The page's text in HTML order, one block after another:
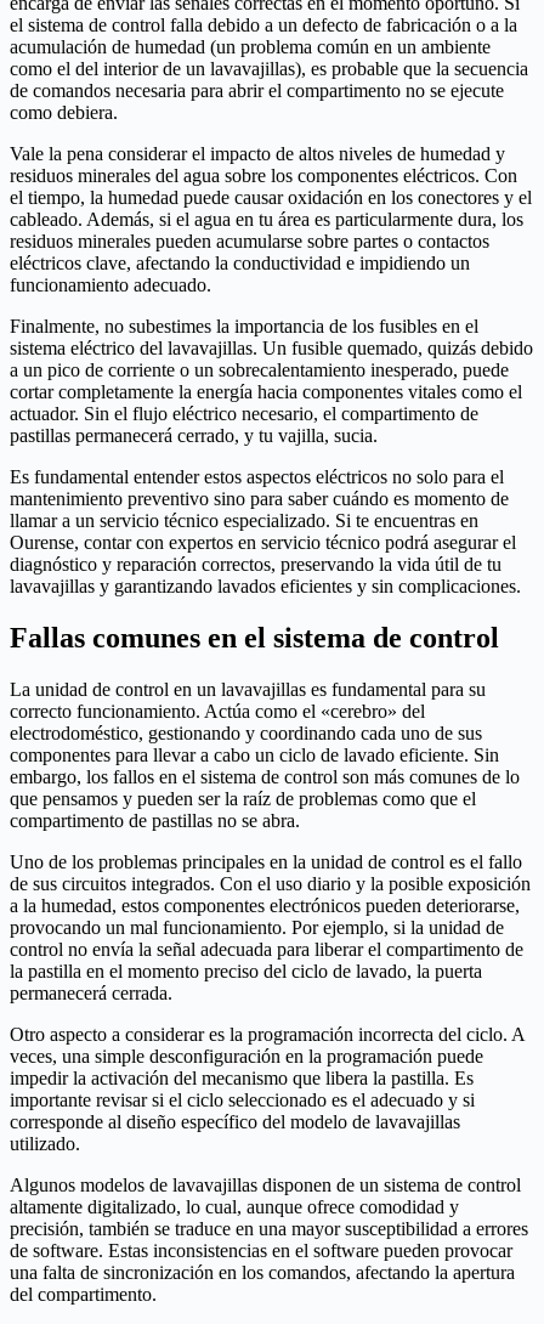
el sistema de control falla debido a un defecto de fabricación o a la
acumulación de humedad (un problema común en un ambiente
como el del interior de un lavavajillas), es probable que la secuencia
de comandos necesaria para abrir el compartimento no se ejecute
como debiera.
Vale la pena considerar el impacto de altos niveles de humedad y
residuos minerales del agua sobre los componentes eléctricos. Con
el tiempo, la humedad puede causar oxidación en los conectores y el
cableado. Además, si el agua en tu área es particularmente dura, los
residuos minerales pueden acumularse sobre partes o contactos
eléctricos clave, afectando la conductividad e impidiendo un
funcionamiento adecuado.
Finalmente, no subestimes la importancia de los fusibles en el
sistema eléctrico del lavavajillas. Un fusible quemado, quizás debido
a un pico de corriente o un sobrecalentamiento inesperado, puede
cortar completamente la energía hacia componentes vitales como el
actuador. Sin el flujo eléctrico necesario, el compartimento de
pastillas permanecerá cerrado, y tu vajilla, sucia.
Es fundamental entender estos aspectos eléctricos no solo para el
mantenimiento preventivo sino para saber cuándo es momento de
llamar a un servicio técnico especializado. Si te encuentras en
Ourense, contar con expertos en servicio técnico podrá asegurar el
diagnóstico y reparación correctos, preservando la vida útil de tu
lavavajillas y garantizando lavados eficientes y sin complicaciones.
Fallas comunes en el sistema de control
La unidad de control en un lavavajillas es fundamental para su
correcto funcionamiento. Actúa como el «cerebro» del
electrodoméstico, gestionando y coordinando cada uno de sus
componentes para llevar a cabo un ciclo de lavado eficiente. Sin
embargo, los fallos en el sistema de control son más comunes de lo
que pensamos y pueden ser la raíz de problemas como que el
compartimento de pastillas no se abra.
Uno de los problemas principales en la unidad de control es el fallo
de sus circuitos integrados. Con el uso diario y la posible exposición
a la humedad, estos componentes electrónicos pueden deteriorarse,
provocando un mal funcionamiento. Por ejemplo, si la unidad de
control no envía la señal adecuada para liberar el compartimento de
la pastilla en el momento preciso del ciclo de lavado, la puerta
permanecerá cerrada.
Otro aspecto a considerar es la programación incorrecta del ciclo. A
veces, una simple desconfiguración en la programación puede
impedir la activación del mecanismo que libera la pastilla. Es
importante revisar si el ciclo seleccionado es el adecuado y si
corresponde al diseño específico del modelo de lavavajillas
utilizado.
Algunos modelos de lavavajillas disponen de un sistema de control
altamente digitalizado, lo cual, aunque ofrece comodidad y
precisión, también se traduce en una mayor susceptibilidad a errores
de software. Estas inconsistencias en el software pueden provocar
una falta de sincronización en los comandos, afectando la apertura
del compartimento.